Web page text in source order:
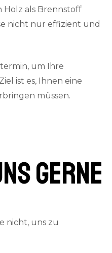
als Brennstoff
nicht nur effizient und
um Ihre
ist es, Ihnen eine
müssen.
gerne
nicht, uns zu